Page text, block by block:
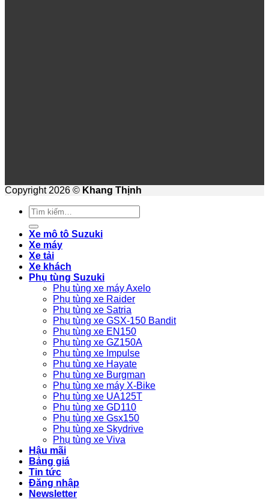
Copyright 2026 © Khang Thịnh
Tìm
kiếm:
Xe mô tô Suzuki
Xe máy
Xe tải
Xe khách
Phụ tùng Suzuki
Phụ tùng xe máy Axelo
Phụ tùng xe Raider
Phụ tùng xe Satria
Phụ tùng xe GSX-150 Bandit
Phụ tùng xe EN150
Phụ tùng xe GZ150A
Phụ tùng xe Impulse
Phụ tùng xe Hayate
Phụ tùng xe Burgman
Phụ tùng xe máy X-Bike
Phụ tùng xe UA125T
Phụ tùng xe GD110
Phụ tùng xe Gsx150
Phụ tùng xe Skydrive
Phụ tùng xe Viva
Hậu mãi
Bảng giá
Tin tức
Đăng nhập
Newsletter